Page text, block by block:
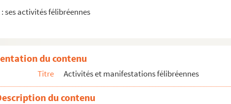
ses activités félibréennes
du contenu
Titre Activités et manifestations félibréennes
du contenu